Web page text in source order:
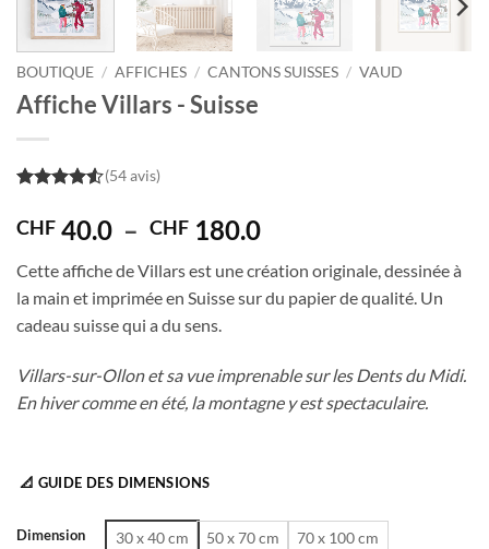
BOUTIQUE / AFFICHES / CANTONS SUISSES / VAUD
Affiche Villars - Suisse
5
(54 avis)
CHF 40.0 – CHF 180.0Plage
prix :
CHF 40.0
Cette affiche de Villars est une création originale, dessinée à
la main et imprimée en Suisse sur du papier de qualité. Un
cadeau suisse qui a du sens.
Villars-sur-Ollon et sa vue imprenable sur les Dents du Midi.
En hiver comme en été, la montagne y est spectaculaire.
📐 GUIDE DES DIMENSIONS
Dimension 30 x 40 cm 50 x 70 cm 70 x 100 cm